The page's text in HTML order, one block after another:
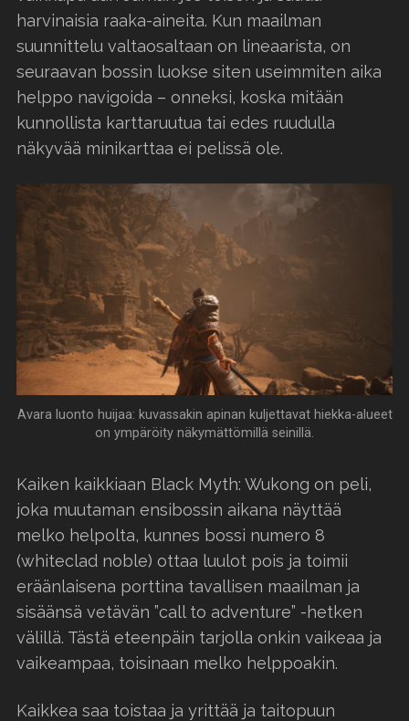
harvinaisia raaka-aineita. Kun maailman
suunnittelu valtaosaltaan on lineaarista, on
seuraavan bossin luokse siten useimmiten aika
helppo navigoida – onneksi, koska mitään
kunnollista karttaruutua tai edes ruudulla
näkyvää minikarttaa ei pelissä ole.
Avara luonto huijaa: kuvassakin apinan kuljettavat hiekka-alueet
on ympäröity näkymättömillä seinillä.
Kaiken kaikkiaan Black Myth: Wukong on peli,
joka muutaman ensibossin aikana näyttää
melko helpolta, kunnes bossi numero 8
(whiteclad noble) ottaa luulot pois ja toimii
eräänlaisena porttina tavallisen maailman ja
sisäänsä vetävän ”call to adventure” -hetken
välillä. Tästä eteenpäin tarjolla onkin vaikeaa ja
vaikeampaa, toisinaan melko helppoakin.
Kaikkea saa toistaa ja yrittää ja taitopuun